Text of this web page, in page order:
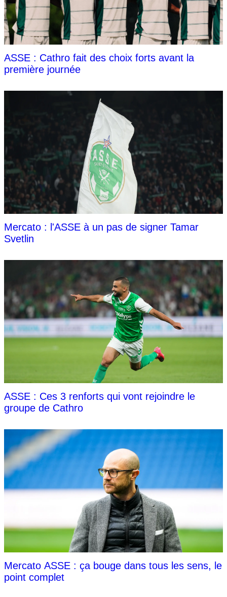
ASSE : Cathro fait des choix forts avant la
première journée
Mercato : l'ASSE à un pas de signer Tamar
Svetlin
ASSE : Ces 3 renforts qui vont rejoindre le
groupe de Cathro
Mercato ASSE : ça bouge dans tous les sens, le
point complet